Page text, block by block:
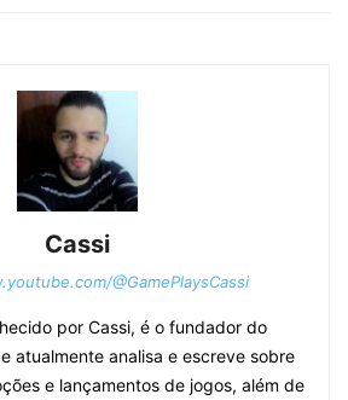
Cassi
@GamePlaysCassi
por Cassi, é o fundador do
atualmente analisa e escreve sobre
e lançamentos de jogos, além de